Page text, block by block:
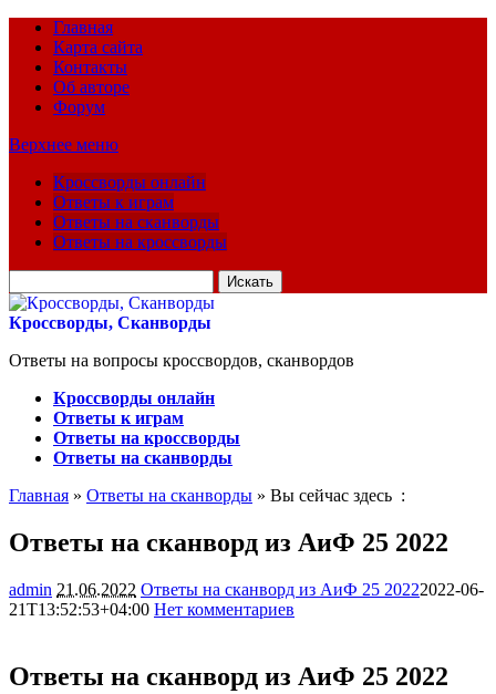
Главная
Карта сайта
Контакты
Об авторе
Форум
Верхнее меню
Кроссворды онлайн
Ответы к играм
Ответы на сканворды
Ответы на кроссворды
для:
Кроссворды, Сканворды
Ответы на вопросы кроссвордов, сканвордов
Кроссворды онлайн
Ответы к играм
Ответы на кроссворды
Ответы на сканворды
Главная » Ответы на сканворды » Вы сейчас здесь :
Ответы на сканворд из АиФ 25 2022
admin 21.06.2022 Ответы на сканворд из АиФ 25 20222022-06-
21T13:52:53+04:00 Нет комментариев
Ответы на сканворд из АиФ 25 2022